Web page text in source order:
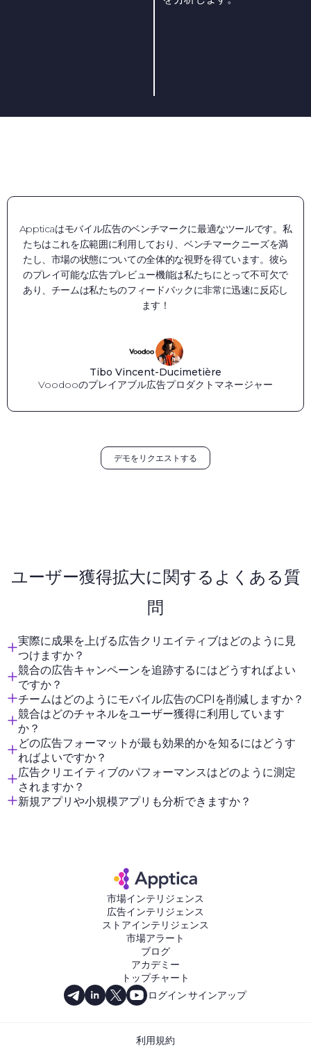
Appticaはモバイル広告のベンチマークに最適なツールです。私
たちはこれを広範囲に利用しており、ベンチマークニーズを満
たし、市場の状態についての全体的な視野を得ています。彼ら
のプレイ可能な広告プレビュー機能は私たちにとって不可欠で
あり、チームは私たちのフィードバックに非常に迅速に反応し
ます！
Tibo Vincent-Ducimetière
Voodooのプレイアブル広告プロダクトマネージャー
デモをリクエストする
ユーザー獲得拡大に関するよくある質
問
実際に成果を上げる広告クリエイティブはどのように見
つけますか？
競合の広告キャンペーンを追跡するにはどうすればよい
ですか？
チームはどのようにモバイル広告のCPIを削減しますか？
競合はどのチャネルをユーザー獲得に利用しています
か？
どの広告フォーマットが最も効果的かを知るにはどうす
ればよいですか？
広告クリエイティブのパフォーマンスはどのように測定
されますか？
新規アプリや小規模アプリも分析できますか？
市場インテリジェンス
広告インテリジェンス
ストアインテリジェンス
市場アラート
ブログ
アカデミー
トップチャート
ログインサインアップ
利用規約